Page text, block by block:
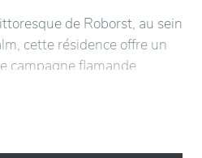
de Roborst, au sein
cette résidence offre un
campagne flamande.
des Ardennes
et tranquille, idéal pour la
se composent de